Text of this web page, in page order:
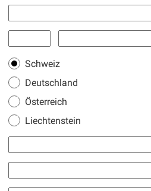
Schweiz
Deutschland
Österreich
Liechtenstein